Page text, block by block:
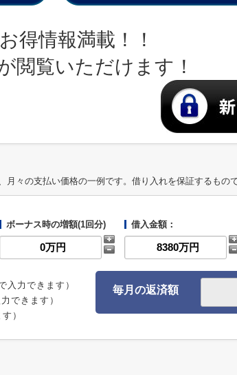
得情報満載！！
閲覧いただけます！
月々の支払い価格の一例です。借り入れを保証するもの
ボーナス時の増額(1回分) 借入金額：
入力できます）
できます）
）
毎月の返済額